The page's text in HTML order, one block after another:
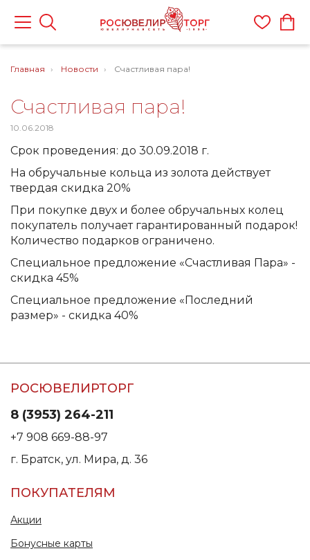
Главная Новости Счастливая пара!
Счастливая пара!
10.06.2018
Срок проведения: до 30.09.2018 г.
На обручальные кольца из золота действует
твердая скидка 20%
При покупке двух и более обручальных колец
покупатель получает гарантированный подарок!
Количество подарков ограничено.
Специальное предложение «Счастливая Пара» -
скидка 45%
Специальное предложение «Последний
размер» - скидка 40%
РОСЮВЕЛИРТОРГ
8 (3953) 264-211
+7 908 669-88-97
г. Братск, ул. Мира, д. 36
ПОКУПАТЕЛЯМ
Акции
Бонусные карты